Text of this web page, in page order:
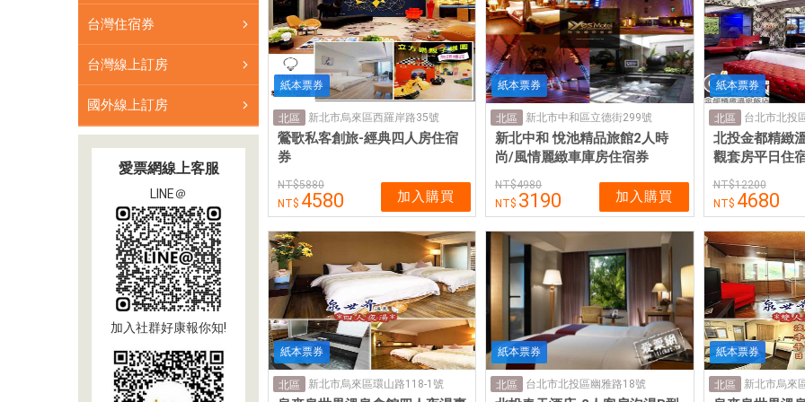
台灣住宿券
台灣線上訂房
國外線上訂房
愛票網線上客服
LINE＠
加入社群好康報你知!
紙本票券
北區 新北市烏來區西羅岸路35號
鶯歌私客創旅-經典四人房住宿
券
5880
4580 加入購買
紙本票券
北區 新北市中和區立德街299號
新北中和 悅池精品旅館2人時
尚/風情麗緻車庫房住宿券
4980
3190 加入購買
紙本票券
北區 台北市北投
北投金都精緻
觀套房平日住
12200
4680
紙本票券
北區 新北市烏來區環山路118-1號
紙本票券
北區 台北市北投區幽雅路18號
紙本票券
北區 新北市烏來